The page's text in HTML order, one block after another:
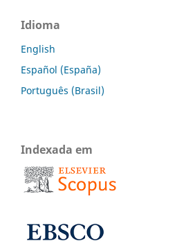
Idioma
English
Español (España)
Português (Brasil)
Indexada em